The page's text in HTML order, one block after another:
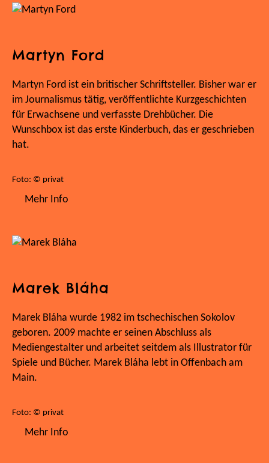
Martyn Ford
Martyn Ford ist ein britischer Schriftsteller. Bisher war er
im Journalismus tätig, veröffentlichte Kurzgeschichten
für Erwachsene und verfasste Drehbücher. Die
Wunschbox ist das erste Kinderbuch, das er geschrieben
hat.
Foto: © privat
Mehr Info
Marek Bláha
Marek Bláha wurde 1982 im tschechischen Sokolov
geboren. 2009 machte er seinen Abschluss als
Mediengestalter und arbeitet seitdem als Illustrator für
Spiele und Bücher. Marek Bláha lebt in Offenbach am
Main.
Foto: © privat
Mehr Info